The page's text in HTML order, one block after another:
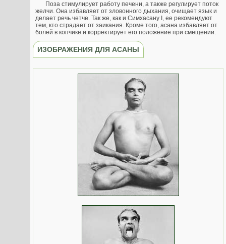
Поза стимулирует работу печени, а также регулирует поток
желчи. Она избавляет от зловонного дыхания, очищает язык и
делает речь четче. Так же, как и Симхасану I, ее рекомендуют
тем, кто страдает от заикания. Кроме того, асана избавляет от
болей в копчике и корректирует его положение при смещении.
ИЗОБРАЖЕНИЯ ДЛЯ АСАНЫ